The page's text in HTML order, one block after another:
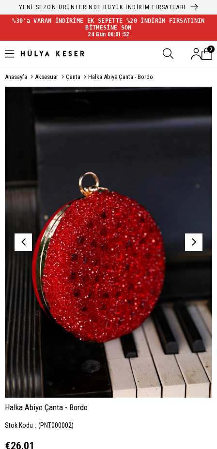
YENİ SEZON ÜRÜNLERİNDE BÜYÜK İNDİRİM FIRSATLARI
%30'a VARAN İNDİRİME EK SEPETTE %20 İNDİRİM FIRSATININ
BİTMESİNE SON
24 Gün 06:01:52
0
Anasayfa Aksesuar Çanta Halka Abiye Çanta - Bordo
Halka Abiye Çanta - Bordo
Stok Kodu (PNT000002)
€26,01